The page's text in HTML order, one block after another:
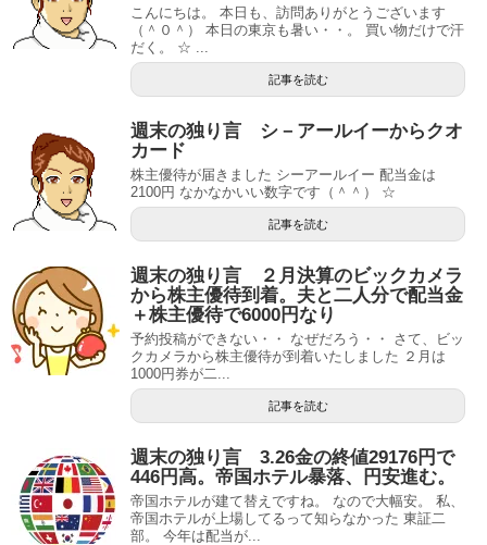
こんにちは。 本日も、訪問ありがとうございます
（＾０＾） 本日の東京も暑い・・。 買い物だけで汗
だく。 ☆ ...
記事を読む
週末の独り言 シ－アールイーからクオ
カード
株主優待が届きました シーアールイー 配当金は
2100円 なかなかいい数字です（＾＾） ☆
記事を読む
週末の独り言 ２月決算のビックカメラ
から株主優待到着。夫と二人分で配当金
＋株主優待で6000円なり
予約投稿ができない・・ なぜだろう・・ さて、ビッ
クカメラから株主優待が到着いたしました ２月は
1000円券が二...
記事を読む
週末の独り言 3.26金の終値29176円で
446円高。帝国ホテル暴落、円安進む。
帝国ホテルが建て替えですね。 なので大幅安。 私、
帝国ホテルが上場してるって知らなかった 東証二
部。 今年は配当が...